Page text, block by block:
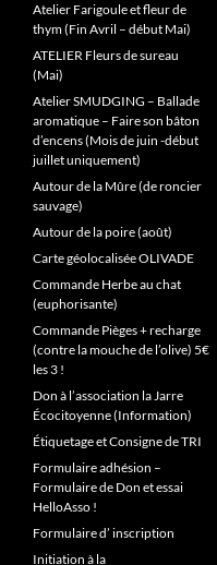
Atelier Farigoule et fleur de
thym (Fin Avril – début Mai)
ATELIER Fleurs de sureau
(Mai)
Atelier SMUDGING – Ballade
aromatique – Faire son bâton
d’encens (Mois de juin -début
juillet uniquement)
Autour de la Mûre (de roncier
sauvage)
Autour de la poire (août)
Carte géolocalisée OLIVADE
Commande Herbe au chat
(euphorisante)
Commande Pièges + recharge
(contre la mouche de l’olive) 5€
les 3 !
Don à l’association la Jarre
Écocitoyenne (Information)
Étiquetage et Consigne de TRI
Formulaire adhésion –
Formulaire de Don et essai
HelloAsso !
Formulaire d’ inscription
Initiation à la